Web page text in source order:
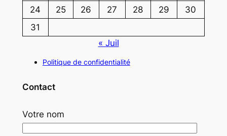
24
25 26 27 28 29
30
31
« Juil
Politique de confidentialité
Contact
Votre nom